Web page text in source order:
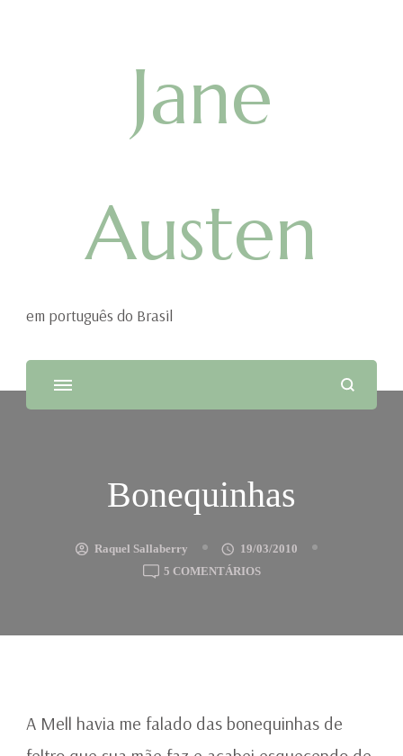
Jane
Austen
em português do Brasil
Bonequinhas
Raquel Sallaberry
19/03/2010
5 COMENTÁRIOSEM
A Mell havia me falado das bonequinhas de